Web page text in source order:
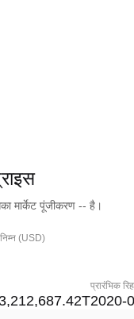
मार्केट पूंजीकरण -- है।
(USD)
प्रारंभिक
2020-